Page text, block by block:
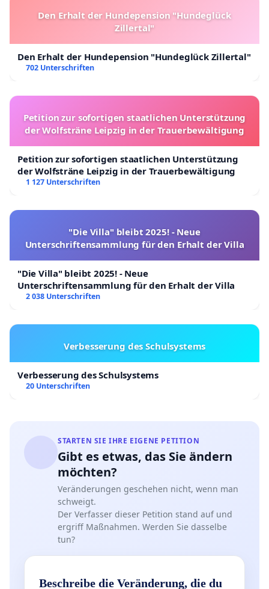
Den Erhalt der Hundepension "Hundeglück
Zillertal"
Den Erhalt der Hundepension "Hundeglück Zillertal"
702 Unterschriften
Petition zur sofortigen staatlichen Unterstützung
der Wolfsträne Leipzig in der Trauerbewältigung
Petition zur sofortigen staatlichen Unterstützung
der Wolfsträne Leipzig in der Trauerbewältigung
1 127 Unterschriften
"Die Villa" bleibt 2025! - Neue
Unterschriftensammlung für den Erhalt der Villa
"Die Villa" bleibt 2025! - Neue
Unterschriftensammlung für den Erhalt der Villa
2 038 Unterschriften
Verbesserung des Schulsystems
Verbesserung des Schulsystems
20 Unterschriften
STARTEN SIE IHRE EIGENE PETITION
Gibt es etwas, das Sie ändern
möchten?
Veränderungen geschehen nicht, wenn man
schweigt.
Der Verfasser dieser Petition stand auf und
ergriff Maßnahmen. Werden Sie dasselbe
tun?
Beschreibe die Veränderung, die du